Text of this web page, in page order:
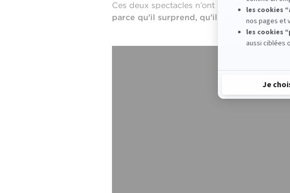
Ces deux spectacles n’ont rien à voir, et
parce qu’il surprend, qu’il touche, et